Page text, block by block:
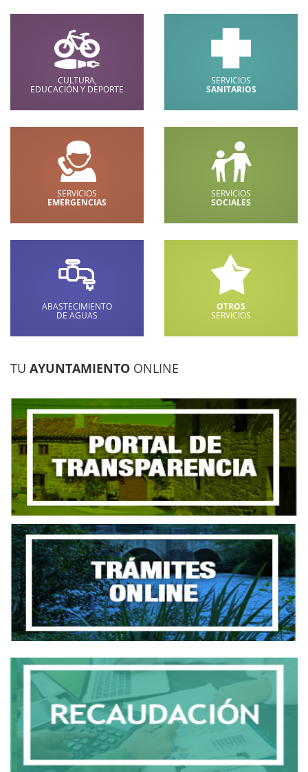
CULTURA,
EDUCACIÓN Y DEPORTE
SERVICIOS
SANITARIOS
SERVICIOS
EMERGENCIAS
SERVICIOS
SOCIALES
ABASTECIMIENTO
DE AGUAS
OTROS
SERVICIOS
TU AYUNTAMIENTO ONLINE